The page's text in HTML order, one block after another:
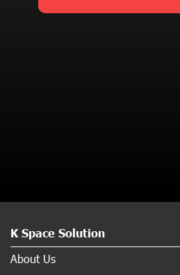
K Space Solution
About Us